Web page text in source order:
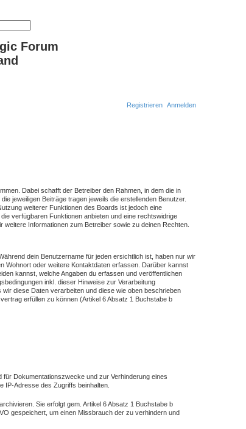
c
h
w
e
Forum
Anmelden
Registrieren
Dabei schafft der Betreiber den Rahmen, in dem die in
jeweiligen Beiträge tragen jeweils die erstellenden Benutzer.
weiterer Funktionen des Boards ist jedoch eine
verfügbaren Funktionen anbieten und eine rechtswidrige
Informationen zum Betreiber sowie zu deinen Rechten.
dein Benutzername für jeden ersichtlich ist, haben nur wir
Wohnort oder weitere Kontaktdaten erfassen. Darüber kannst
kannst, welche Angaben du erfassen und veröffentlichen
inkl. dieser Hinweise zur Verarbeitung
diese Daten verarbeiten und diese wie oben beschrieben
erfüllen zu können (Artikel 6 Absatz 1 Buchstabe b
Dokumentationszwecke und zur Verhinderung eines
IP-Adresse des Zugriffs beinhalten.
Sie erfolgt gem. Artikel 6 Absatz 1 Buchstabe b
gespeichert, um einen Missbrauch der zu verhindern und